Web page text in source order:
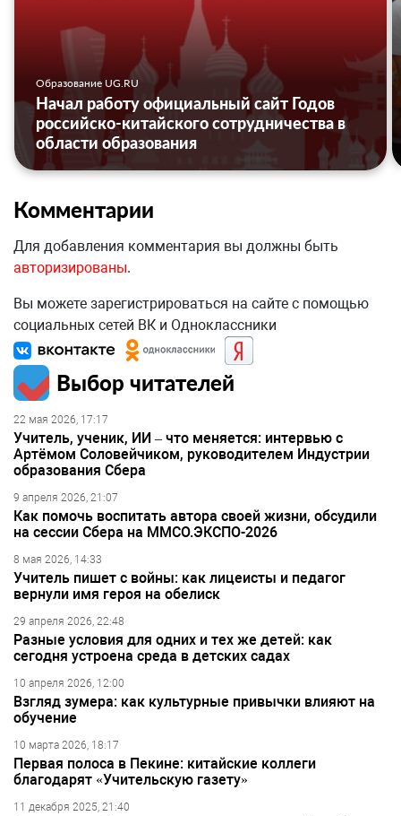
Образование UG.RU
Начал работу официальный сайт Годов
российско-китайского сотрудничества в
области образования
Комментарии
Для добавления комментария вы должны быть
авторизированы.
Вы можете зарегистрироваться на сайте с помощью
социальных сетей ВК и Одноклассники
Выбор читателей
22 мая 2026, 17:17
Учитель, ученик, ИИ – что меняется: интервью с
Артёмом Соловейчиком, руководителем Индустрии
образования Сбера
9 апреля 2026, 21:07
Как помочь воспитать автора своей жизни, обсудили
на сессии Сбера на ММСО.ЭКСПО-2026
8 мая 2026, 14:33
Учитель пишет с войны: как лицеисты и педагог
вернули имя героя на обелиск
29 апреля 2026, 22:48
Разные условия для одних и тех же детей: как
сегодня устроена среда в детских садах
10 апреля 2026, 12:00
Взгляд зумера: как культурные привычки влияют на
обучение
10 марта 2026, 18:17
Первая полоса в Пекине: китайские коллеги
благодарят «Учительскую газету»
11 декабря 2025, 21:40